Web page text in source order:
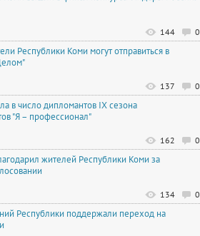
0
144
Республики Коми могут отправиться в
0
137
в число дипломантов IX сезона
"Я – профессионал"
0
162
жителей Республики Коми за
0
134
Республики поддержали переход на